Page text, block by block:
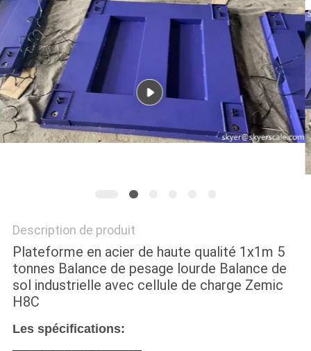
AFFAIRES
DEMANDEZ
UN DEVIS
PLAN
PRIVACY
POLICY
Description de produit
Plateforme en acier de haute qualité 1x1m 5
tonnes Balance de pesage lourde Balance de
sol industrielle avec cellule de charge Zemic
H8C
Les spécifications: